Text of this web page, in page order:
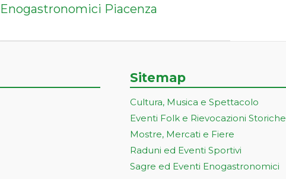
Enogastronomici Piacenza
Sitemap
Cultura, Musica e Spettacolo
Eventi Folk e Rievocazioni Storiche
Mostre, Mercati e Fiere
Raduni ed Eventi Sportivi
Sagre ed Eventi Enogastronomici